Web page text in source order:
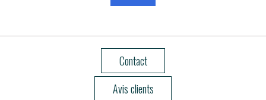
Contact
Avis clients